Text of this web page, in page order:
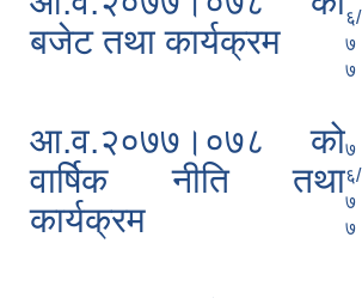
बजेट तथा कार्यक्रम
६/
७
७
आ.व.२०७७।०७८ को
वार्षिक नीति तथा
कार्यक्रम
७
६/
७
७